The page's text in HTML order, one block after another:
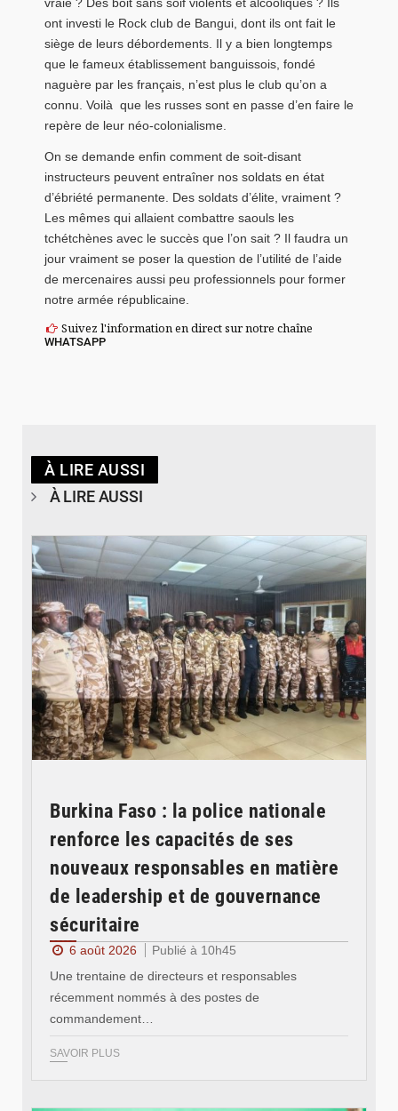
ont investi le Rock club de Bangui, dont ils ont fait le
siège de leurs débordements. Il y a bien longtemps
que le fameux établissement banguissois, fondé
naguère par les français, n’est plus le club qu’on a
connu. Voilà que les russes sont en passe d’en faire le
repère de leur néo-colonialisme.
On se demande enfin comment de soit-disant
instructeurs peuvent entraîner nos soldats en état
d’ébriété permanente. Des soldats d’élite, vraiment ?
Les mêmes qui allaient combattre saouls les
tchétchènes avec le succès que l’on sait ? Il faudra un
jour vraiment se poser la question de l’utilité de l’aide
de mercenaires aussi peu professionnels pour former
notre armée républicaine.
Suivez l'information en direct sur notre chaîne
WHATSAPP
À LIRE AUSSI
À LIRE AUSSI
Burkina Faso : la police nationale
renforce les capacités de ses
nouveaux responsables en matière
de leadership et de gouvernance
sécuritaire
6 août 2026
Publié à 10h45
Une trentaine de directeurs et responsables
récemment nommés à des postes de
commandement…
SAVOIR PLUS